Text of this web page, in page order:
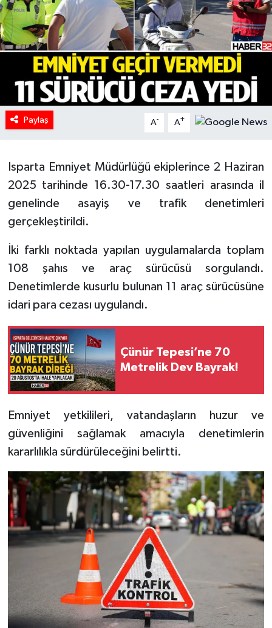
Paylaş A- A+
Isparta Emniyet Müdürlüğü ekiplerince 2 Haziran
2025 tarihinde 16.30-17.30 saatleri arasında il
genelinde asayiş ve trafik denetimleri
gerçekleştirildi.
İki farklı noktada yapılan uygulamalarda toplam
108 şahıs ve araç sürücüsü sorgulandı.
Denetimlerde kusurlu bulunan 11 araç sürücüsüne
idari para cezası uygulandı.
Çünür Tepesi’ne 70
Metrelik Dev Bayrak!
Emniyet yetkilileri, vatandaşların huzur ve
güvenliğini sağlamak amacıyla denetimlerin
kararlılıkla sürdürüleceğini belirtti.
İlginç
KÜLTÜR SANAT
MAGAZİN
Oyun
POLİTİKA
RESMİ İLANLAR
SAĞLIK
Spor
Tarihi Yapılarımız
Teknoloji
Yerel
İletişim
Künye